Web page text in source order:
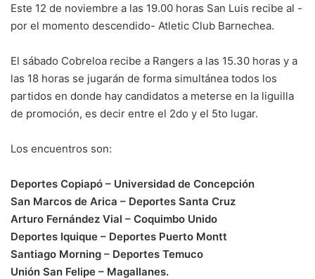
Este 12 de noviembre a las 19.00 horas San Luis recibe al -
por el momento descendido- Atletic Club Barnechea.
El sábado Cobreloa recibe a Rangers a las 15.30 horas y a
las 18 horas se jugarán de forma simultánea todos los
partidos en donde hay candidatos a meterse en la liguilla
de promoción, es decir entre el 2do y el 5to lugar.
Los encuentros son:
Deportes Copiapó – Universidad de Concepción
San Marcos de Arica – Deportes Santa Cruz
Arturo Fernández Vial – Coquimbo Unido
Deportes Iquique – Deportes Puerto Montt
Santiago Morning – Deportes Temuco
Unión San Felipe – Magallanes.